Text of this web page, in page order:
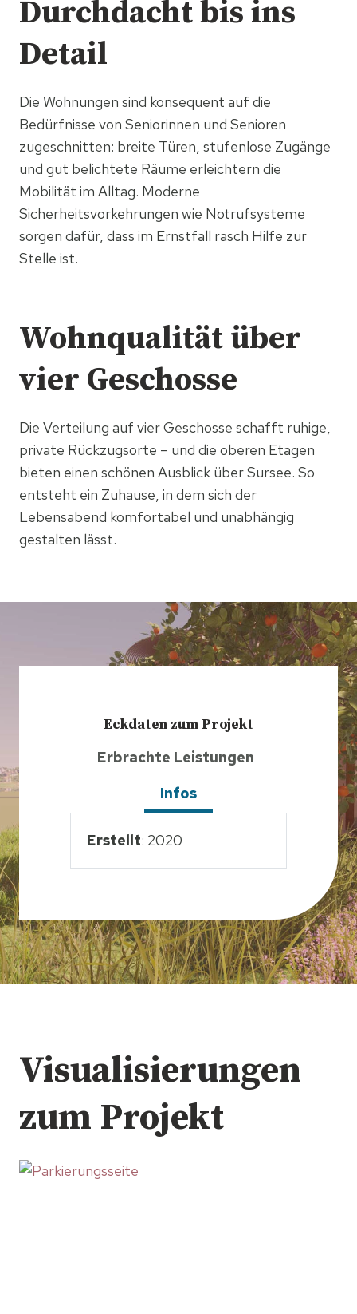
Durchdacht bis ins
Detail
Die Wohnungen sind konsequent auf die
Bedürfnisse von Seniorinnen und Senioren
zugeschnitten: breite Türen, stufenlose Zugänge
und gut belichtete Räume erleichtern die
Mobilität im Alltag. Moderne
Sicherheitsvorkehrungen wie Notrufsysteme
sorgen dafür, dass im Ernstfall rasch Hilfe zur
Stelle ist.
Wohnqualität über
vier Geschosse
Die Verteilung auf vier Geschosse schafft ruhige,
private Rückzugsorte – und die oberen Etagen
bieten einen schönen Ausblick über Sursee. So
entsteht ein Zuhause, in dem sich der
Lebensabend komfortabel und unabhängig
gestalten lässt.
Eckdaten zum Projekt
Erbrachte Leistungen
Infos
Erstellt: 2020
Visualisierungen
zum Projekt